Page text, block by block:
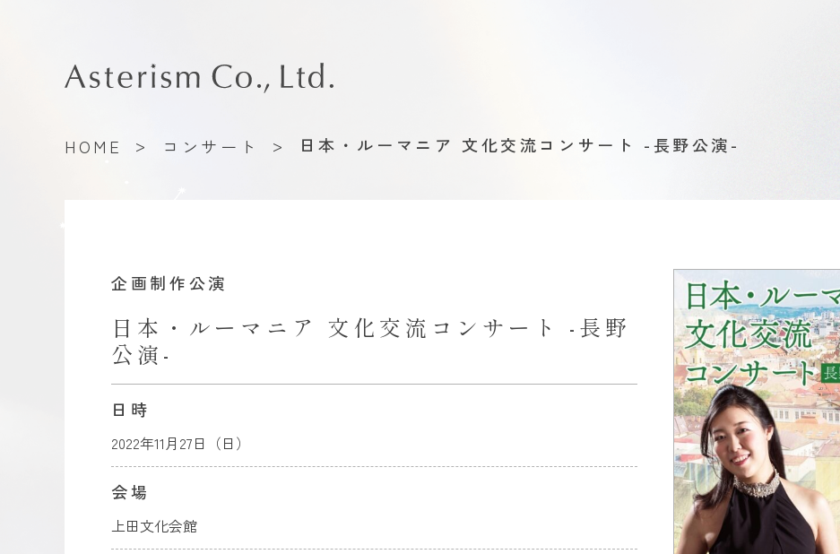
HOME > コンサート > 日本・ルーマニア 文化交流コンサート -長野公演-
企画制作公演
日本・ルーマニア 文化交流コンサート -長野
公演-
日時
2022年11月27日（日）
会場
上田文化会館